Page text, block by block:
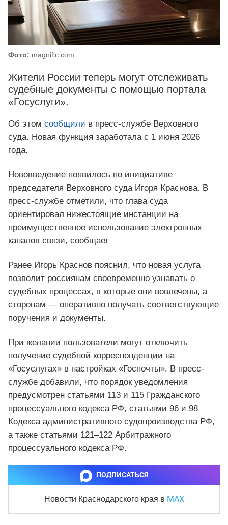
Фото: magnific.com
Жители России теперь могут отслеживать
судебные документы с помощью портала
«Госуслуги».
Об этом сообщили в пресс-службе Верховного
суда. Новая функция заработала с 1 июня 2026
года.
Нововведение появилось по инициативе
председателя Верховного суда Игоря Краснова. В
пресс-службе отметили, что глава суда
ориентировал нижестоящие инстанции на
преимущественное использование электронных
каналов связи, сообщает
Ранее Игорь Краснов пояснил, что новая услуга
позволит россиянам своевременно узнавать о
судебных процессах, в которые они вовлечены, а
сторонам — оперативно получать соответствующие
поручения и документы.
При желании пользователи могут отключить
получение судебной корреспонденции на
«Госуслугах» в настройках «Госпочты». В пресс-
службе добавили, что порядок уведомления
предусмотрен статьями 113 и 115 Гражданского
процессуального кодекса РФ, статьями 96 и 98
Кодекса административного судопроизводства РФ,
а также статьями 121–122 Арбитражного
процессуального кодекса РФ.
ПОДПИСАТЬСЯ
Новости Краснодарского края в MAX